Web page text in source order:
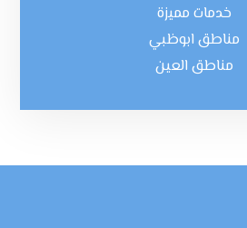
خدمات مميزة
مناطق ابوظبي
مناطق العين